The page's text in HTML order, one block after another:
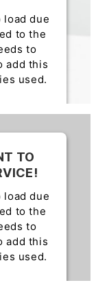
due
to the
to
add this
used.
TO
due
to the
to
add this
used.